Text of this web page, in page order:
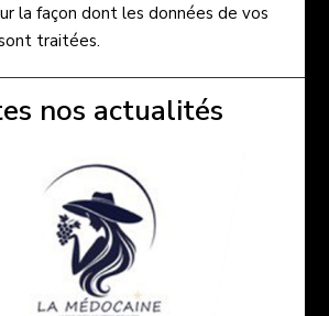
la façon dont les données de vos
traitées.
nos actualités